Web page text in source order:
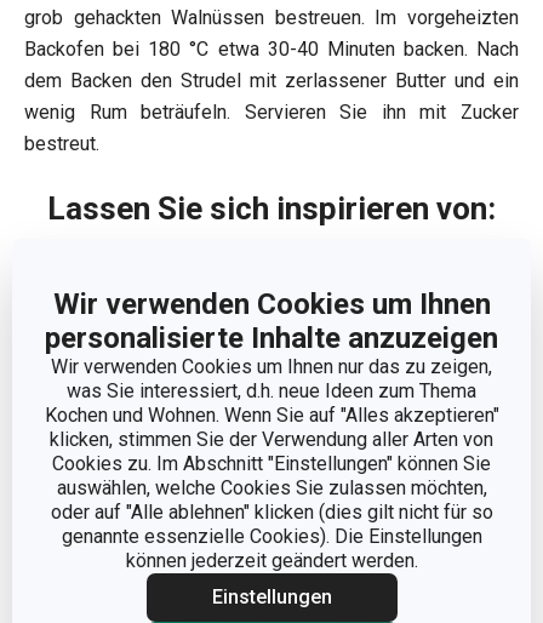
Wir verwenden Cookies um Ihnen
personalisierte Inhalte anzuzeigen
Wir verwenden Cookies um Ihnen nur das zu zeigen,
was Sie interessiert, d.h. neue Ideen zum Thema
Kochen und Wohnen. Wenn Sie auf "Alles akzeptieren"
klicken, stimmen Sie der Verwendung aller Arten von
Cookies zu. Im Abschnitt "Einstellungen" können Sie
auswählen, welche Cookies Sie zulassen möchten,
oder auf "Alle ablehnen" klicken (dies gilt nicht für so
genannte essenzielle Cookies). Die Einstellungen
können jederzeit geändert werden.
Einstellungen
grob gehackten Walnüssen bestreuen. Im vorgeheizten
Backofen bei 180 °C etwa 30-40 Minuten backen. Nach
dem Backen den Strudel mit zerlassener Butter und ein
wenig Rum beträufeln. Servieren Sie ihn mit Zucker
bestreut.
Lassen Sie sich inspirieren von:
Servierplatte Schiefer
Nussknacker PRESIDENT